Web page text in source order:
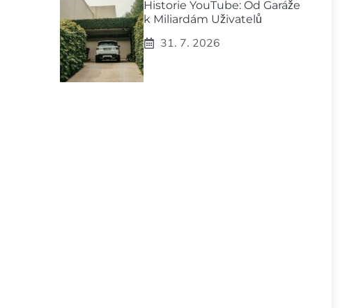
Historie YouTube: Od Garáže
k Miliardám Uživatelů
31. 7. 2026